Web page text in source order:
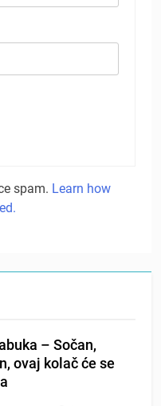
spam. Learn how
– Sočan,
ovaj kolač će se